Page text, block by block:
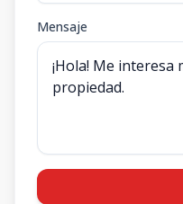
Mensaje